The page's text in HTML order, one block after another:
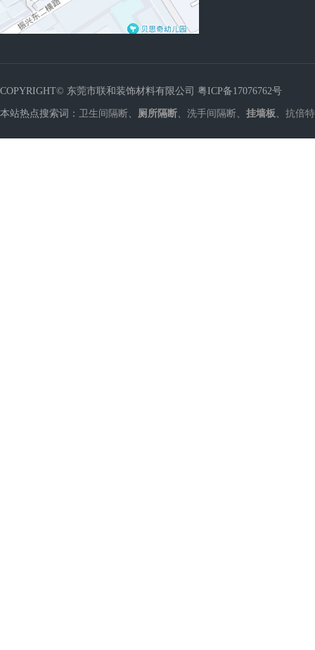
COPYRIGHT© 东莞市联和装饰材料有限公司 粤ICP备17076762号
本站热点搜索词： 卫生间隔断、 厕所隔断、 洗手间隔断、 挂墙板 、 抗倍